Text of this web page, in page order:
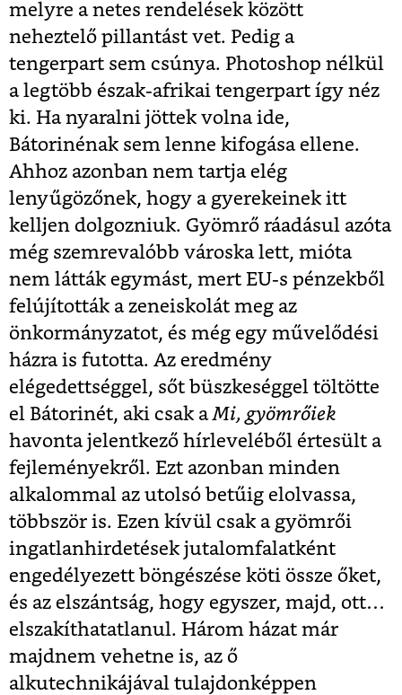
melyre a netes rendelések között
neheztelő pillantást vet. Pedig a
tengerpart sem csúnya. Photoshop nélkül
a legtöbb észak-afrikai tengerpart így néz
ki. Ha nyaralni jöttek volna ide,
Bátorinénak sem lenne kifogása ellene.
Ahhoz azonban nem tartja elég
lenyűgözőnek, hogy a gyerekeinek itt
kelljen dolgozniuk. Gyömrő ráadásul azóta
még szemrevalóbb városka lett, mióta
nem látták egymást, mert EU-s pénzekből
felújították a zeneiskolát meg az
önkormányzatot, és még egy művelődési
házra is futotta. Az eredmény
elégedettséggel, sőt büszkeséggel töltötte
el Bátorinét, aki csak aMi, gyömrőiek
havonta jelentkező hírleveléből értesült a
fejleményekről. Ezt azonban minden
alkalommal az utolsó betűig elolvassa,
többször is. Ezen kívül csak a gyömrői
ingatlanhirdetések jutalomfalatként
engedélyezett böngészése köti össze őket,
és az elszántság, hogy egyszer, majd, ott…
elszakíthatatlanul. Három házat már
majdnem vehetne is, az ő
alkutechnikájával tulajdonképpen